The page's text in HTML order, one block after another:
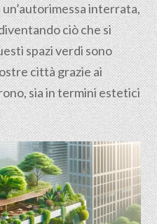
interrata,
ciò che si
spazi verdi sono
città grazie ai
sia in termini estetici